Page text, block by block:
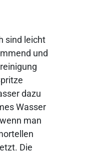
sind leicht
und
dazu
Wasser
man
Die